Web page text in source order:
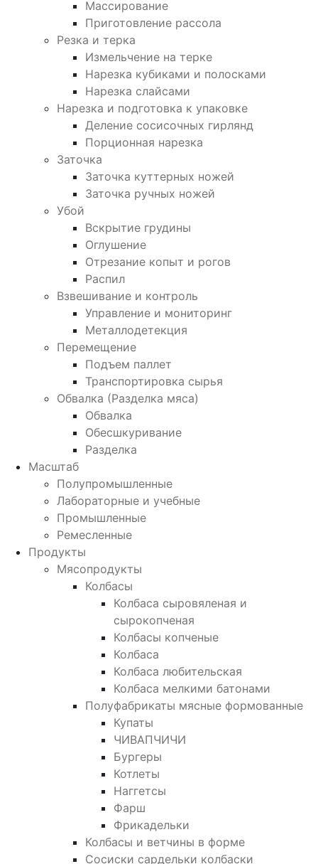
Массирование
Приготовление рассола
Резка и терка
Измельчение на терке
Нарезка кубиками и полосками
Нарезка слайсами
Нарезка и подготовка к упаковке
Деление сосисочных гирлянд
Порционная нарезка
Заточка
Заточка куттерных ножей
Заточка ручных ножей
Убой
Вскрытие грудины
Оглушение
Отрезание копыт и рогов
Распил
Взвешивание и контроль
Управление и мониторинг
Металлодетекция
Перемещение
Подъем паллет
Транспортировка сырья
Обвалка (Разделка мяса)
Обвалка
Обесшкуривание
Разделка
Масштаб
Полупромышленные
Лабораторные и учебные
Промышленные
Ремесленные
Продукты
Мясопродукты
Колбасы
Колбаса сыровяленая и
сырокопченая
Колбасы копченые
Колбаса
Колбаса любительская
Колбаса мелкими батонами
Полуфабрикаты мясные формованные
Купаты
ЧИВАПЧИЧИ
Бургеры
Котлеты
Наггетсы
Фарш
Фрикадельки
Колбасы и ветчины в форме
Сосиски сардельки колбаски